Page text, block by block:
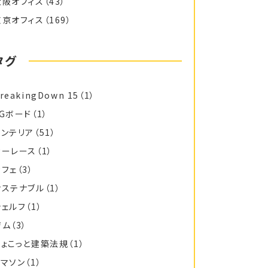
オフィス （169）
グ
15 （1）
ボード （1）
テリア （51）
レース （1）
ェ （3）
テナブル （1）
ルフ （1）
（3）
こっと建築法規 （1）
ソン （1）